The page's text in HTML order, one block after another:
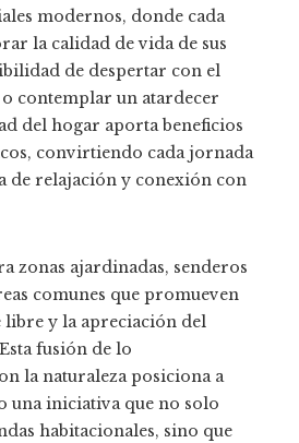
modernos, donde cada
la calidad de vida de sus
de despertar con el
contemplar un atardecer
del hogar aporta beneficios
convirtiendo cada jornada
de relajación y conexión con
zonas ajardinadas, senderos
comunes que promueven
libre y la apreciación del
fusión de lo
la naturaleza posiciona a
una iniciativa que no solo
habitacionales, sino que